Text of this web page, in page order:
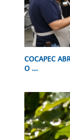
COCAPEC
O ...